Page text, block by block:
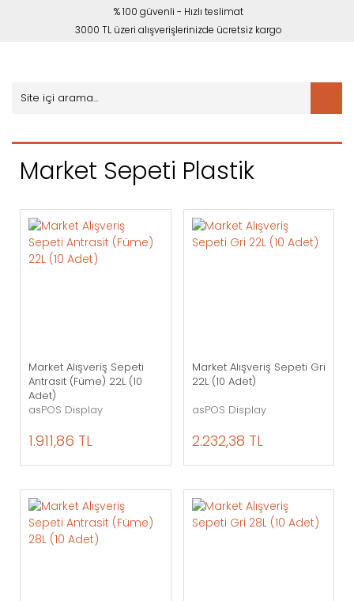
% 100 güvenli - Hızlı teslimat
3000 TL üzeri alışverişlerinizde ücretsiz kargo
Market Sepeti Plastik
Market Alışveriş Sepeti
Antrasit (Füme) 22L (10
Adet)
asPOS Display
1.911,86 TL
Market Alışveriş Sepeti Gri
22L (10 Adet)
asPOS Display
2.232,38 TL